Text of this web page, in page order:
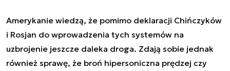
Amerykanie wiedzą, że pomimo deklaracji Chińczyków
i Rosjan do wprowadzenia tych systemów na
uzbrojenie jeszcze daleka droga. Zdają sobie jednak
również sprawę, że broń hipersoniczna prędzej czy